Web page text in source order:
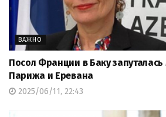
ВАЖНО
Посол Франции в Баку
Парижа и Еревана
2025/06/11, 22:43